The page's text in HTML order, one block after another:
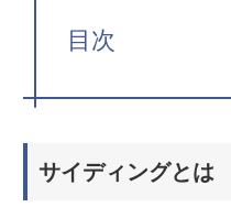
目次
サイディングとは